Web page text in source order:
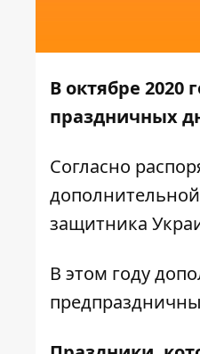
В октябре
праздничных
Согласно
защитника
В этом году